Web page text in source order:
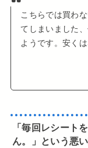
こちらでは買わ
てしまいました
ようです。安く
「毎回レシート
ん。」という悪